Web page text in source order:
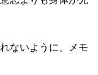
ないように、メモ